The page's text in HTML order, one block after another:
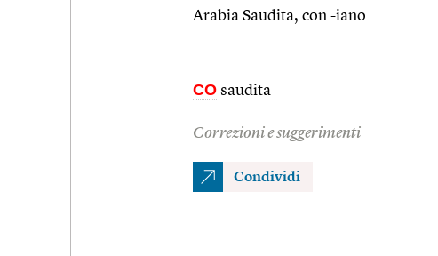
Arabia Saudita, con -iano.
CO saudita
Correzioni e suggerimenti
Condividi